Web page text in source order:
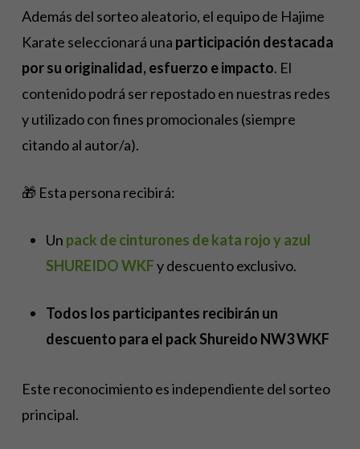
Además del sorteo aleatorio, el equipo de Hajime
Karate seleccionará una participación destacada
por su originalidad, esfuerzo e impacto. El
contenido podrá ser repostado en nuestras redes
y utilizado con fines promocionales (siempre
citando al autor/a).
🎁 Esta persona recibirá:
Un pack de cinturones de kata rojo y azul
SHUREIDO WKFy descuento exclusivo.
Todos los participantes recibirán un
descuento para el pack Shureido NW3 WKF
Este reconocimiento es independiente del sorteo
principal.